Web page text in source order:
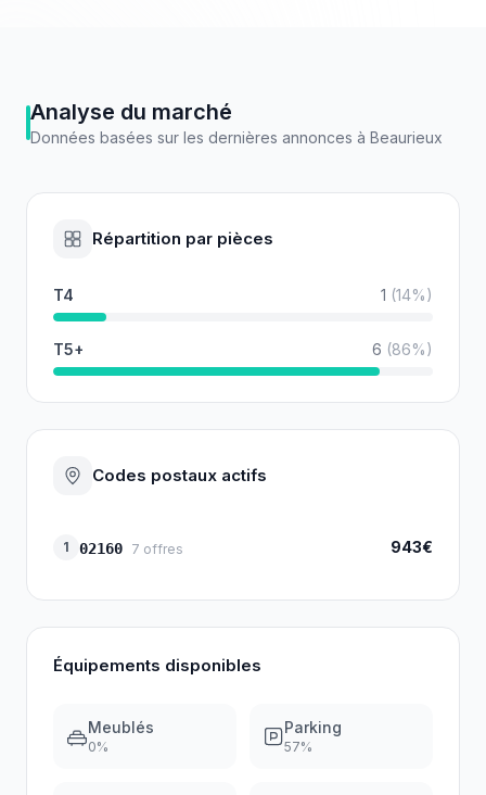
Analyse du marché
Données basées sur les dernières annonces à Beaurieux
Répartition par pièces
T4 1 (14%)
T5+ 6 (86%)
Codes postaux actifs
1 02160 7 offres 943€
Équipements disponibles
Meublés
0%
Parking
57%